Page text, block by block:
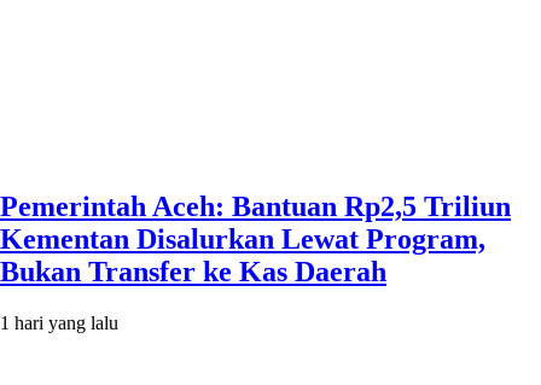
Pemerintah Aceh: Bantuan Rp2,5 Triliun
Kementan Disalurkan Lewat Program,
Bukan Transfer ke Kas Daerah
1 hari yang lalu